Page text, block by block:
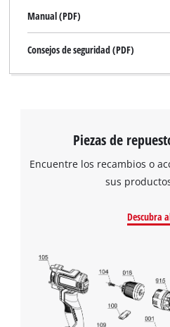
¡Necesitamos
cargar el
This content is
the site with
to the list
Manual (PDF)
Consejos de seguridad (PDF)
Piezas de
Encuentre los recambios o
sus
Descubra